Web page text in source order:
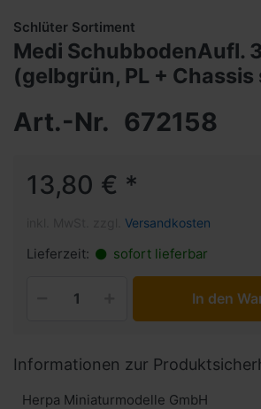
Schlüter Sortiment
Medi SchubbodenAufl.
(gelbgrün, PL +
Art.-Nr. 672158
13,80 € *
Versandkosten
Lieferzeit: sofort lieferbar
In den
Informationen zur
Herpa Miniaturmodelle GmbH